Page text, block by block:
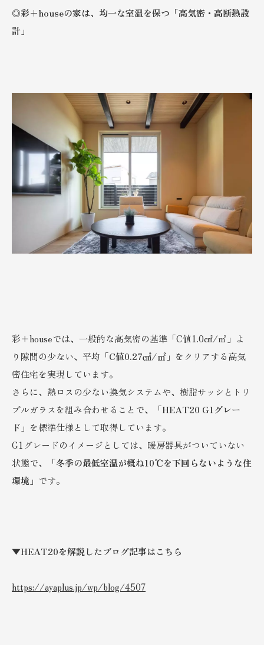
◎彩＋houseの家は、均一な室温を保つ「高気密・高断熱設
計」
彩＋houseでは、一般的な高気密の基準「C値1.0㎠/㎡」よ
り隙間の少ない、平均「C値0.27㎠/㎡ 」をクリアする高気
密住宅を実現しています。
さらに、熱ロスの少ない換気システムや、樹脂サッシとトリ
プルガラスを組み合わせることで、「HEAT20 G1グレー
ド 」を標準仕様として取得しています。
G1グレードのイメージとしては、暖房器具がついていない
状態で、「冬季の最低室温が概ね10℃を下回らないような住
環境 」です。
▼HEAT20を解説したブログ記事はこちら
https://ayaplus.jp/wp/blog/4507